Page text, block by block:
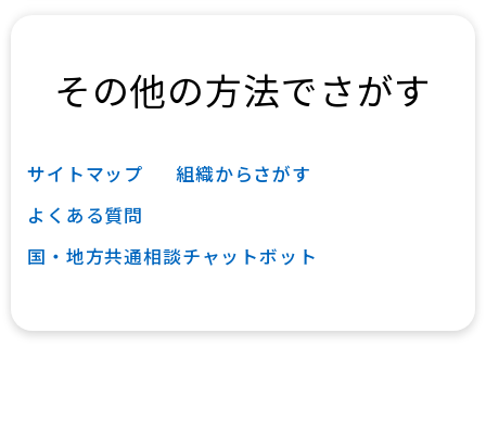
その他の方法でさがす
サイトマップ
組織からさがす
よくある質問
国・地方共通相談チャットボット